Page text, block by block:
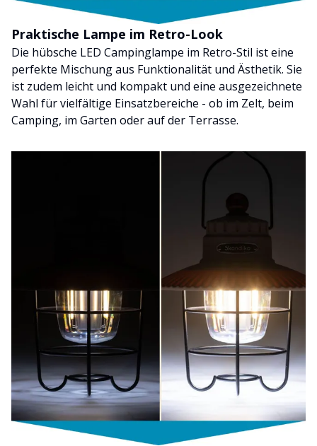
Praktische Lampe im Retro-Look
Die hübsche LED Campinglampe im Retro-Stil ist eine
perfekte Mischung aus Funktionalität und Ästhetik. Sie
ist zudem leicht und kompakt und eine ausgezeichnete
Wahl für vielfältige Einsatzbereiche - ob im Zelt, beim
Camping, im Garten oder auf der Terrasse.